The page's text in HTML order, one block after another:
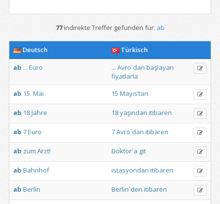
77indirekte Treffer gefunden für: ab
Deutsch
Türkisch
ab ... Euro ... Avro`dan başlayan
fiyatlarla
ab 15. Mai 15 Mayıs’tan
ab 18Jahre 18yaşından itibaren
ab 7Euro 7Avro`dan itibaren
ab zum Arzt! Doktor`a git
ab Bahnhof istasyondan itibaren
ab Berlin Berlin`den itibaren